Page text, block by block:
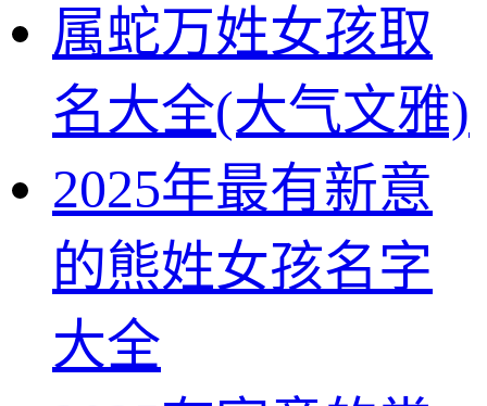
属蛇万姓女孩取
名大全(大气文雅)
2025年最有新意
的熊姓女孩名字
大全